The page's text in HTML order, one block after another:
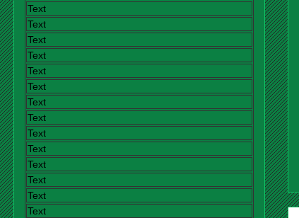
Text
Text
Text
Text
Text
Text
Text
Text
Text
Text
Text
Text
Text
Text